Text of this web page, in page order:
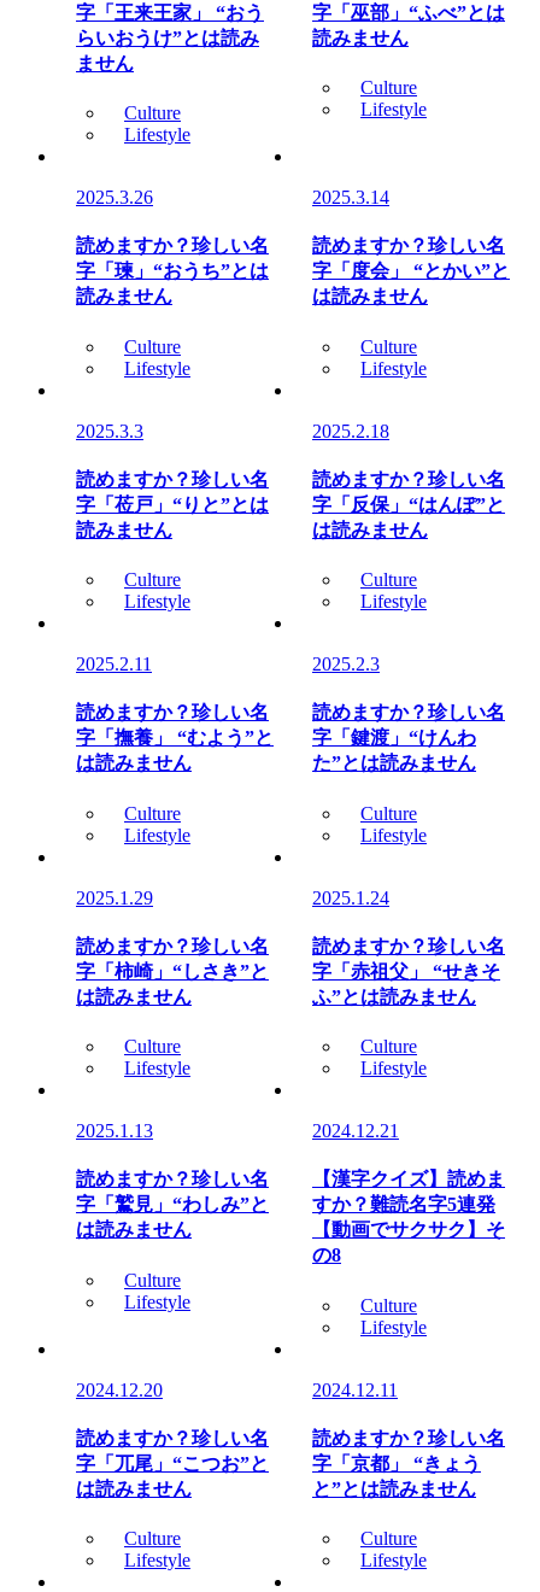
字「王来王家」 “おう
らいおうけ”とは読み
ません
Culture
Lifestyle
字「巫部」“ふべ”とは
読みません
Culture
Lifestyle
2025.3.26
読めますか？珍しい名
字「瑓」“おうち”とは
読みません
Culture
Lifestyle
2025.3.14
読めますか？珍しい名
字「度会」 “とかい”と
は読みません
Culture
Lifestyle
2025.3.3
読めますか？珍しい名
字「莅戸」“りと”とは
読みません
Culture
Lifestyle
2025.2.18
読めますか？珍しい名
字「反保」“はんぽ”と
は読みません
Culture
Lifestyle
2025.2.11
読めますか？珍しい名
字「撫養」 “むよう”と
は読みません
Culture
Lifestyle
2025.2.3
読めますか？珍しい名
字「鍵渡」“けんわ
た”とは読みません
Culture
Lifestyle
2025.1.29
読めますか？珍しい名
字「柿崎」“しさき”と
は読みません
Culture
Lifestyle
2025.1.24
読めますか？珍しい名
字「赤祖父」 “せきそ
ふ”とは読みません
Culture
Lifestyle
2025.1.13
読めますか？珍しい名
字「鷲見」“わしみ”と
は読みません
Culture
Lifestyle
2024.12.21
【漢字クイズ】読めま
すか？難読名字5連発
【動画でサクサク】そ
の8
Culture
Lifestyle
2024.12.20
読めますか？珍しい名
字「兀尾」“こつお”と
は読みません
Culture
Lifestyle
2024.12.11
読めますか？珍しい名
字「京都」 “きょう
と”とは読みません
Culture
Lifestyle